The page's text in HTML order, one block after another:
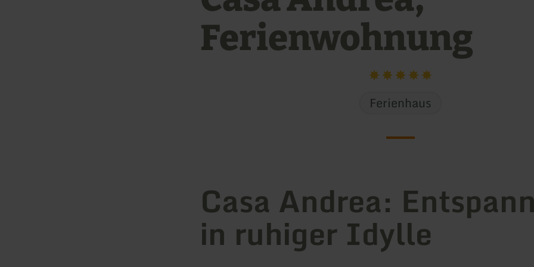
Ferienwohnung
Ferienhaus
Casa Andrea:
in ruhiger Idylle